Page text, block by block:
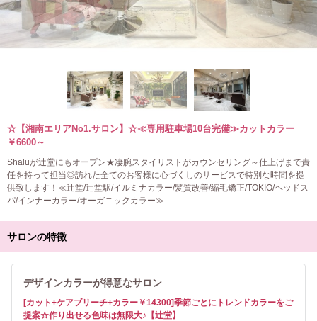
☆【湘南エリアNo1.サロン】☆≪専用駐車場10台完備≫カットカラー
￥6600～
Shaluが辻堂にもオープン★凄腕スタイリストがカウンセリング～仕上げまで責
任を持って担当◎訪れた全てのお客様に心づくしのサービスで特別な時間を提
供致します！≪辻堂/辻堂駅/イルミナカラー/髪質改善/縮毛矯正/TOKIO/ヘッドス
パ/インナーカラー/オーガニックカラー≫
サロンの特徴
デザインカラーが得意なサロン
[カット+ケアブリーチ+カラー￥14300]季節ごとにトレンドカラーをご
提案☆作り出せる色味は無限大♪【辻堂】